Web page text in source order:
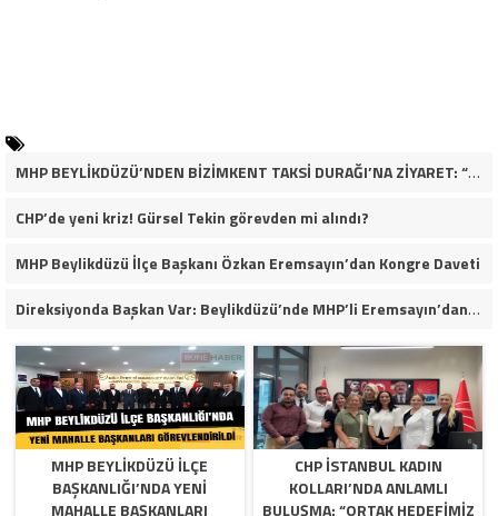
MHP BEYLİKDÜZÜ’NDEN BİZİMKENT TAKSİ DURAĞI’NA ZİYARET: “ESNAFIMIZIN YANINDAYIZ”
CHP’de yeni kriz! Gürsel Tekin görevden mi alındı?
MHP Beylikdüzü İlçe Başkanı Özkan Eremsayın’dan Kongre Daveti
Direksiyonda Başkan Var: Beylikdüzü’nde MHP’li Eremsayın’dan Esnafa Tam Destek!
MHP BEYLIKDÜZÜ İLÇE
BAŞKANLIĞI’NDA YENI
MAHALLE BAŞKANLARI
CHP İSTANBUL KADIN
KOLLARI’NDA ANLAMLI
BULUŞMA: “ORTAK HEDEFIMIZ